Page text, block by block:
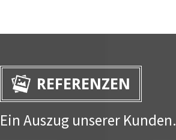
REFERENZEN
Ein Auszug unserer Kunden.